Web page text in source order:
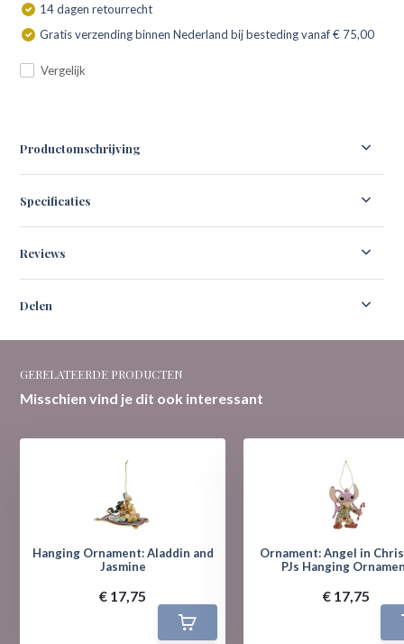
14 dagen retourrecht
Gratis verzending binnen Nederland bij besteding vanaf € 75,00
Vergelijk
Productomschrijving
Specificaties
Reviews
Delen
GERELATEERDE PRODUCTEN
Misschien vind je dit ook interessant
Hanging Ornament: Aladdin and
Jasmine
€ 17,75
Ornament: Angel in Christmas
PJs Hanging
€ 17,75